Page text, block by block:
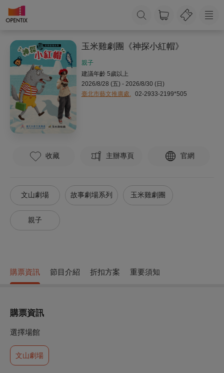
玉米雞劇團《神探小紅帽》
親子
建議年齡 5歲以上
2026/8/28 (五) - 2026/8/30 (日)
臺北市藝文推廣處. 02-2933-2199*505
收藏 主辦專頁 官網
文山劇場 故事劇場系列 玉米雞劇團
親子
購票資訊 節目介紹 折扣方案 重要須知
購票資訊
選擇場館
文山劇場